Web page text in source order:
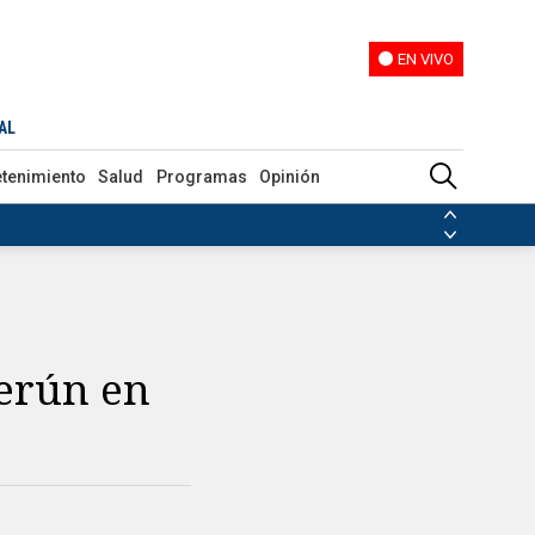
EN VIVO
Salud Programas Opinión
en